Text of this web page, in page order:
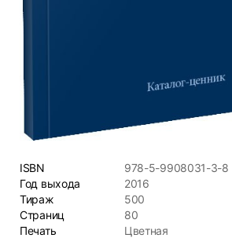
ISBN
978-5-9908031-3-8
Год выхода
2016
Тираж
500
Страниц
80
Печать
Цветная